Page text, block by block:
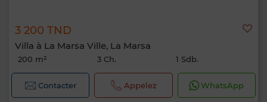
3 200 TND
Villa à La Marsa Ville, La Marsa
200 m² 3 Ch. 1 Sdb.
Contacter Appelez WhatsApp